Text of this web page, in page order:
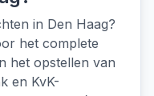
in Den Haag?
het complete
het opstellen van
en KvK-